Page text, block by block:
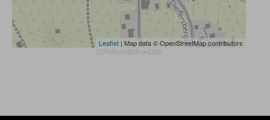
Leaflet | Map data © OpenStreetMap contributors
22PhO0yWdUUEnwdJ3KI